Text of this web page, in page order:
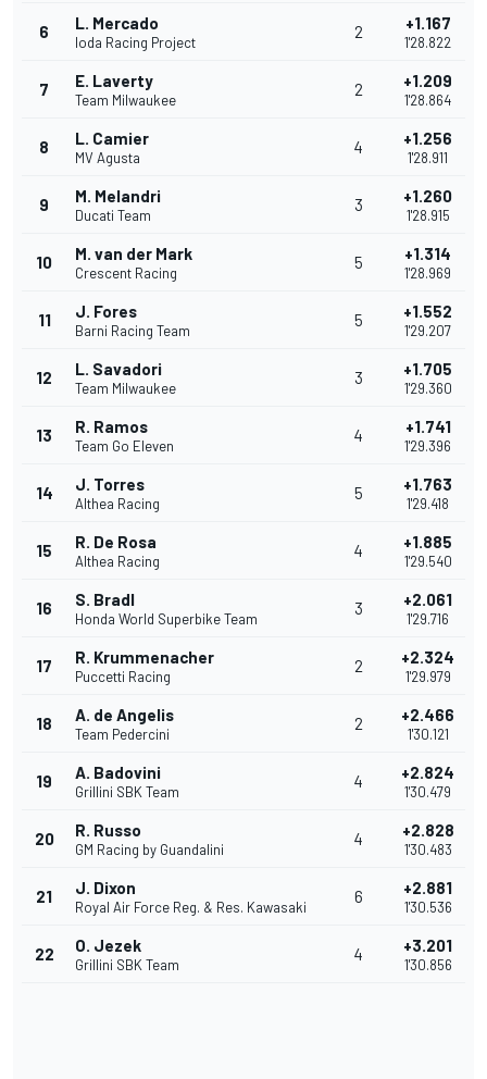
6 L. Mercado
Ioda Racing Project
2 +1.167
1'28.822
7 E. Laverty
Team Milwaukee
2 +1.209
1'28.864
8 L. Camier
MV Agusta
4 +1.256
1'28.911
9 M. Melandri
Ducati Team
3 +1.260
1'28.915
10 M. van der Mark
Crescent Racing
5 +1.314
1'28.969
11 J. Fores
Barni Racing Team
5 +1.552
1'29.207
12 L. Savadori
Team Milwaukee
3 +1.705
1'29.360
13 R. Ramos
Team Go Eleven
4 +1.741
1'29.396
14 J. Torres
Althea Racing
5 +1.763
1'29.418
15 R. De Rosa
Althea Racing
4 +1.885
1'29.540
16 S. Bradl
Honda World Superbike Team
3 +2.061
1'29.716
17 R. Krummenacher
Puccetti Racing
2 +2.324
1'29.979
18 A. de Angelis
Team Pedercini
2 +2.466
1'30.121
19 A. Badovini
Grillini SBK Team
4 +2.824
1'30.479
20 R. Russo
GM Racing by Guandalini
4 +2.828
1'30.483
21 J. Dixon
Royal Air Force Reg. & Res. Kawasaki
6 +2.881
1'30.536
22 O. Jezek
Grillini SBK Team
4 +3.201
1'30.856